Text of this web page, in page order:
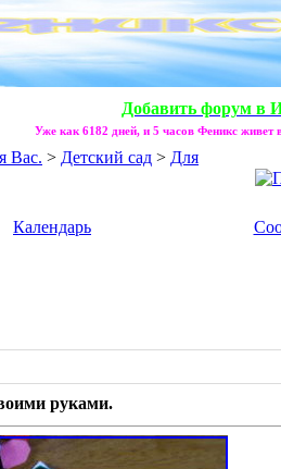
Добавить форум
Уже как 6182 дней, и 5 часов Феникс живет
Вас. > Детский сад > Для
Календарь
руками.